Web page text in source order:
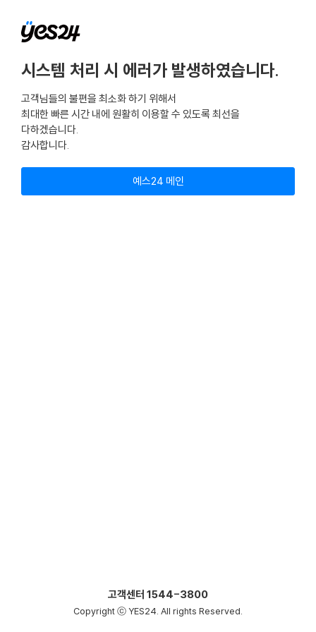
시스템 처리 시 에러가 발생하였습니다.
고객님들의 불편을 최소화 하기 위해서
최대한 빠른 시간 내에 원활히 이용할 수 있도록 최선을
다하겠습니다.
감사합니다.
예스24 메인
고객센터 1544-3800
Copyright ⓒ YES24. All rights Reserved.